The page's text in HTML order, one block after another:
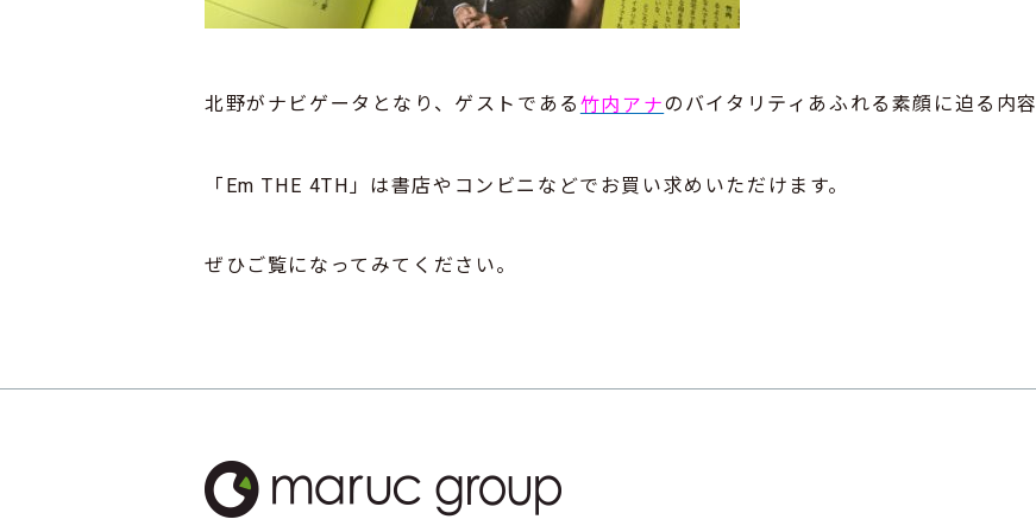
北野がナビゲータとなり、ゲストである 竹内アナのバイタリティあふれる素顔に迫る内
「Em THE 4TH」は書店やコンビニなどでお買い求めいただけます。
ぜひご覧になってみてください。